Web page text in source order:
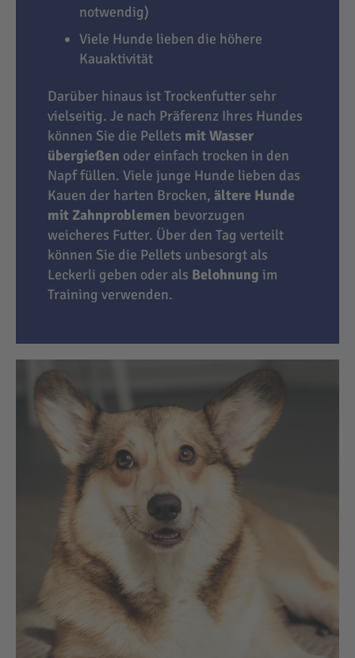
notwendig)
Viele Hunde lieben die höhere
Kauaktivität
Darüber hinaus ist Trockenfutter sehr
vielseitig. Je nach Präferenz Ihres Hundes
können Sie die Pellets mit Wasser
übergießen oder einfach trocken in den
Napf füllen. Viele junge Hunde lieben das
Kauen der harten Brocken, ältere Hunde
mit Zahnproblemen bevorzugen
weicheres Futter. Über den Tag verteilt
können Sie die Pellets unbesorgt als
Leckerli geben oder als Belohnung im
Training verwenden.